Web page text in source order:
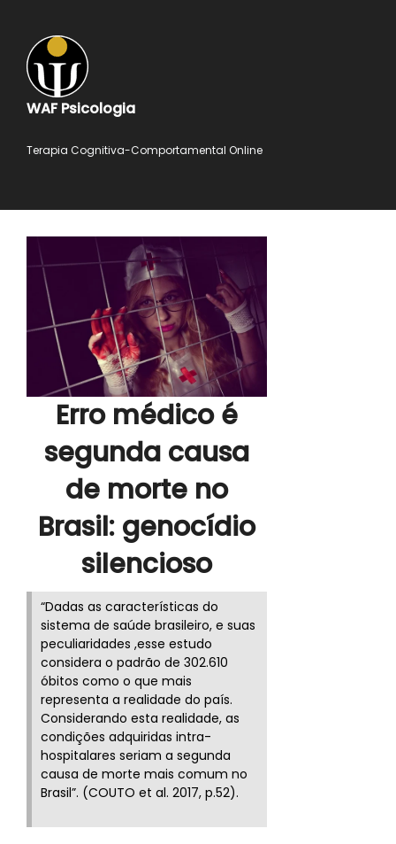
WAF Psicologia
Terapia Cognitiva-Comportamental Online
Erro médico é
segunda causa
de morte no
Brasil: genocídio
silencioso
“Dadas as características do
sistema de saúde brasileiro, e suas
peculiaridades ,esse estudo
considera o padrão de 302.610
óbitos como o que mais
representa a realidade do país.
Considerando esta realidade, as
condições adquiridas intra-
hospitalares seriam a segunda
causa de morte mais comum no
Brasil”. (COUTO et al. 2017, p.52).